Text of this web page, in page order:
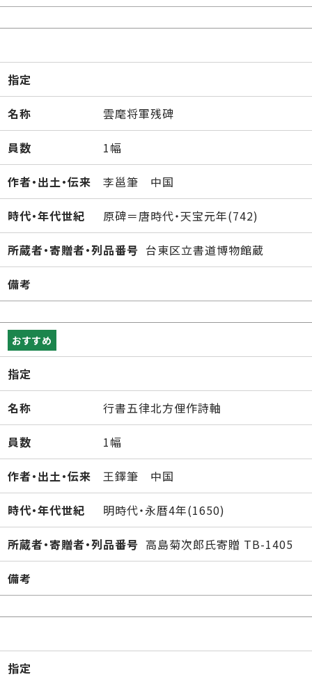
指定
名称 雲麾将軍残碑
員数 1幅
作者・出土・伝来 李邕筆 中国
時代・年代世紀 原碑＝唐時代・天宝元年(742)
所蔵者・寄贈者・列品番号 台東区立書道博物館蔵
備考
おすすめ
指定
名称 行書五律北方俚作詩軸
員数 1幅
作者・出土・伝来 王鐸筆 中国
時代・年代世紀 明時代・永暦4年(1650)
所蔵者・寄贈者・列品番号 高島菊次郎氏寄贈 TB-1405
備考
指定